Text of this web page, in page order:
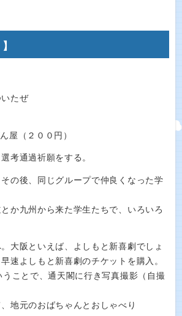
たぜ
（２００円）
考通過祈願をする。
の後、同じグループで仲良くなった学
から来た学生たちで、いろいろ
大阪といえば、よしもと新喜劇でしょ
速よしもと新喜劇のチケットを購入。
ことで、通天閣に行き写真撮影（自撮
おばちゃんとおしゃべり